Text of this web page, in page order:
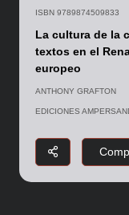
ISBN 9789874509833
La cultura de la
textos en el
europeo
ANTHONY GRAFTON
EDICIONES